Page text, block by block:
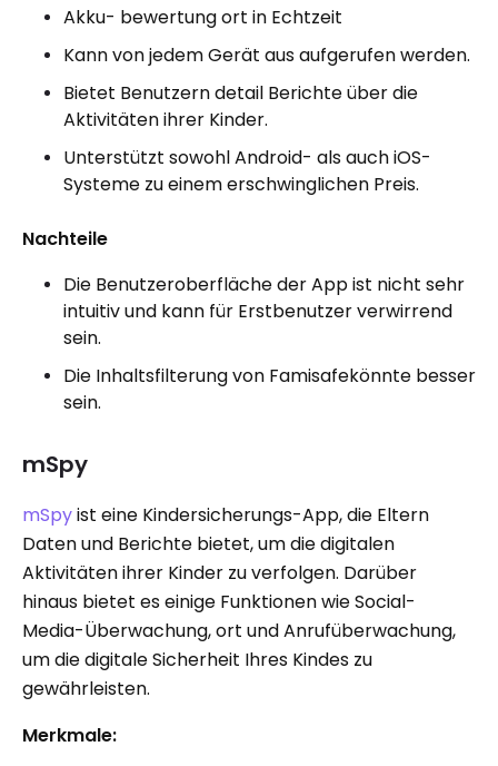
Akku- bewertung ort in Echtzeit
Kann von jedem Gerät aus aufgerufen werden.
Bietet Benutzern detail Berichte über die
Aktivitäten ihrer Kinder.
Unterstützt sowohl Android- als auch iOS-
Systeme zu einem erschwinglichen Preis.
Nachteile
Die Benutzeroberfläche der App ist nicht sehr
intuitiv und kann für Erstbenutzer verwirrend
sein.
Die Inhaltsfilterung von Famisafekönnte besser
sein.
mSpy
mSpyist eine Kindersicherungs-App, die Eltern
Daten und Berichte bietet, um die digitalen
Aktivitäten ihrer Kinder zu verfolgen. Darüber
hinaus bietet es einige Funktionen wie Social-
Media-Überwachung, ort und Anrufüberwachung,
um die digitale Sicherheit Ihres Kindes zu
gewährleisten.
Merkmale: